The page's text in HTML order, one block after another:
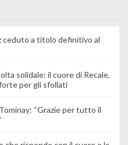
ceduto a titolo definitivo al
solidale: il cuore di Recale,
per gli sfollati
“Grazie per tutto il